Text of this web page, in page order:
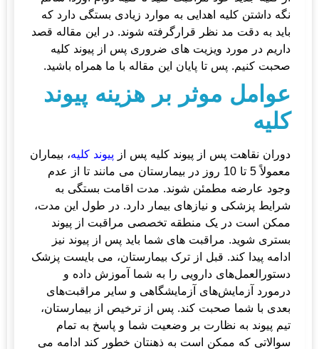
نگه داشتن کلیه اهدایی به موارد زیادی بستگی دارد که
باید به دقت مد نظر قرارگرفته شوند. در این مقاله قصد
داریم در مورد ویزیت های ضروری پس از پیوند کلیه
صحبت کنیم. پس تا پایان این مقاله با ما همراه باشید.
عوامل موثر بر هزینه پیوند
کلیه
دوران نقاهت پس از پیوند کلیه پس از پیوند کلیه، بیماران
معمولاً 5 تا 10 روز در بیمارستان می مانند تا از عدم
وجود عارضه مطمئن شوند. مدت اقامت بستگی به
شرایط پزشکی و نیازهای بیمار دارد. در طول این مدت،
ممکن است در یک منطقه تخصصی مراقبت از پیوند
بستری شوید. مراقبت های شما باید پس از پیوند نیز
ادامه پیدا کند. قبل از ترک بیمارستان، می بایست پزشک
دستورالعمل‌های دارویی را به شما آموزش داده و
درمورد آزمایش‌های آزمایشگاهی و سایر مراقبت‌های
بعدی با شما صحبت کند. پس از ترخیص از بیمارستان،
تیم پیوند به نظارت بر وضعیت شما و پاسخ به تمام
سوالاتی که ممکن است به ذهنتان خطور کند ادامه می